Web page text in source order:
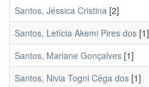
Santos, Jéssica Cristina [2]
Santos, Letícia Akemi Pires dos [1]
Santos, Mariane Gonçalves [1]
Santos, Nivia Togni Cêga dos [1]